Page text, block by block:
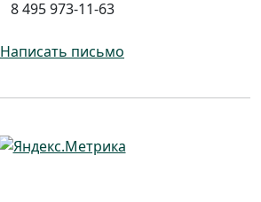
8 495 973-11-63
Написать письмо